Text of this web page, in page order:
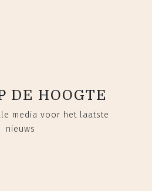
DE HOOGTE
media voor het laatste
nieuws